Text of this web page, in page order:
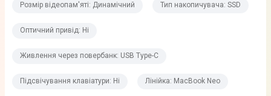
Wi-Fi
802.11ax
1 х USB 2 (USB-C)
Розмір відеопам'яті: Динамічний Тип накопичувача: SSD
Оптичний привід: Ні
Живлення через повербанк: USB Type-C
Підсвічування клавіатури: Ні Лінійка: MacBook Neo